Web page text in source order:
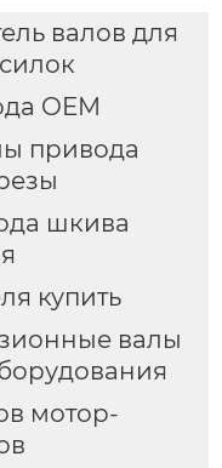
валов для
OEM
привода
шкива
купить
валы
мотор-